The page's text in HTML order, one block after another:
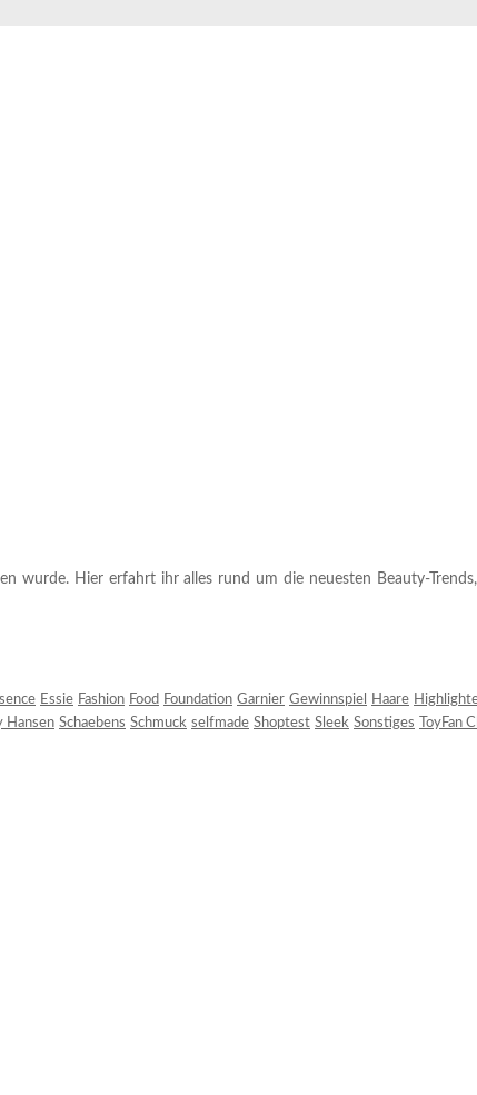
wurde. Hier erfahrt ihr alles rund um die neuesten Beauty-
Essie Fashion Food Foundation Garnier Gewinnspiel Haare
Hansen Schaebens Schmuck selfmade Shoptest Sleek Sonstiges ToyFan